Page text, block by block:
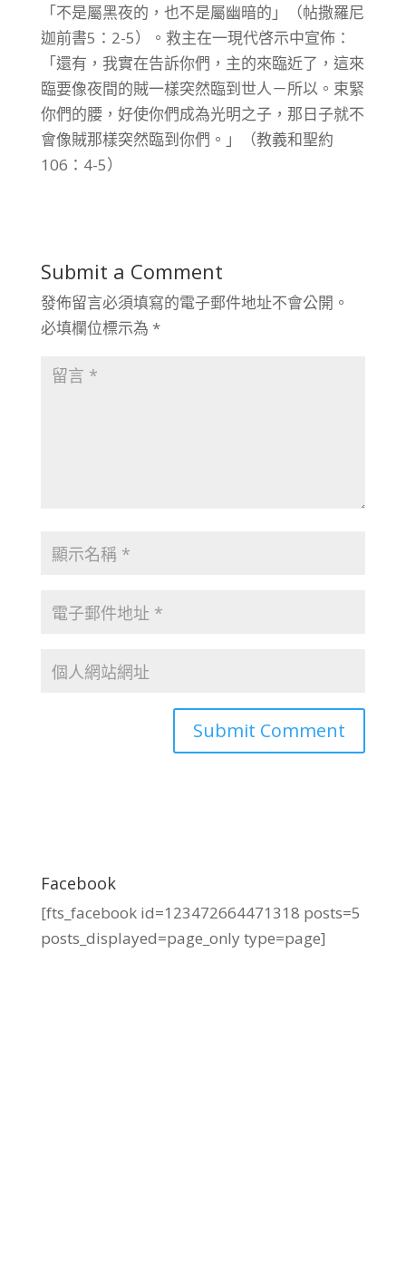
「不是屬黑夜的，也不是屬幽暗的」（帖撒羅尼
迦前書5：2-5）。救主在一現代啓示中宣佈：
「還有，我實在告訴你們，主的來臨近了，這來
臨要像夜間的賊一樣突然臨到世人－所以。束緊
你們的腰，好使你們成為光明之子，那日子就不
會像賊那樣突然臨到你們。」（教義和聖約
106：4-5）
Submit a Comment
發佈留言必須填寫的電子郵件地址不會公開。
必填欄位標示為 *
Facebook
[fts_facebook id=123472664471318 posts=5
posts_displayed=page_only type=page]